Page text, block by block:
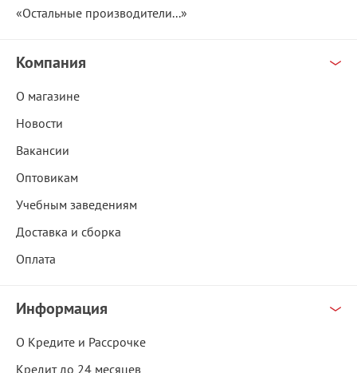
«Остальные производители...»
Компания
О магазине
Новости
Вакансии
Оптовикам
Учебным заведениям
Доставка и сборка
Оплата
Информация
О Кредите и Рассрочке
Кредит до 24 месяцев